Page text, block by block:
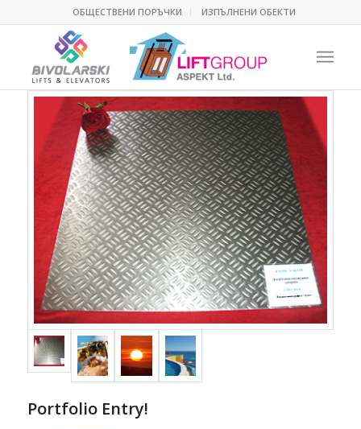
ОБЩЕСТВЕНИ ПОРЪЧКИ ИЗПЪЛНЕНИ ОБЕКТИ
Portfolio Entry!